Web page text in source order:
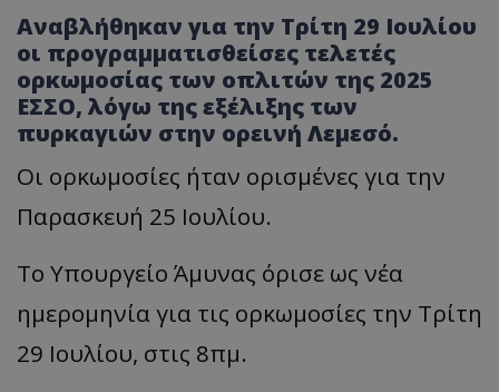
Αναβλήθηκαν για την Τρίτη 29 Ιουλίου
οι προγραμματισθείσες τελετές
ορκωμοσίας των οπλιτών της 2025
ΕΣΣΟ, λόγω της εξέλιξης των
πυρκαγιών στην ορεινή Λεμεσό.
Οι ορκωμοσίες ήταν ορισμένες για την
Παρασκευή 25 Ιουλίου.
Το Υπουργείο Άμυνας όρισε ως νέα
ημερομηνία για τις ορκωμοσίες την Τρίτη
29 Ιουλίου, στις 8πμ.